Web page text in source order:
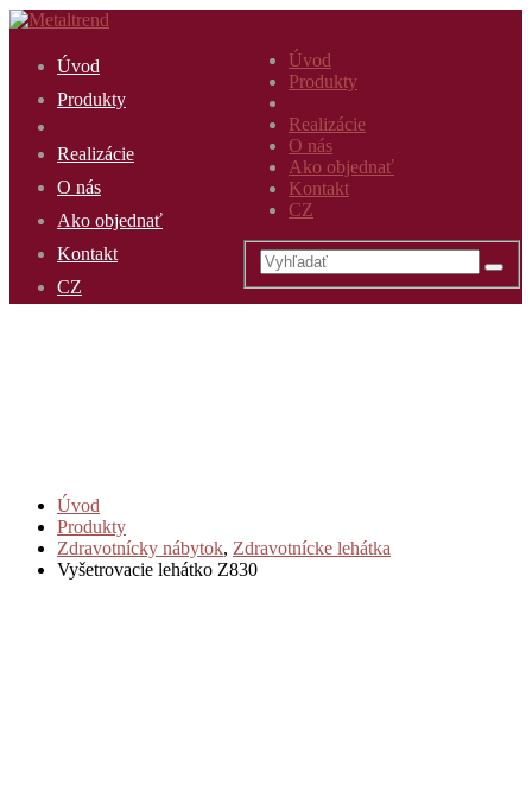
Úvod
Produkty
Realizácie
O nás
Ako objednať
Kontakt
CZ
Úvod
Produkty
Realizácie
O nás
Ako objednať
Kontakt
CZ
Úvod
Produkty
Zdravotnícky nábytok, Zdravotnícke lehátka
Vyšetrovacie lehátko Z830